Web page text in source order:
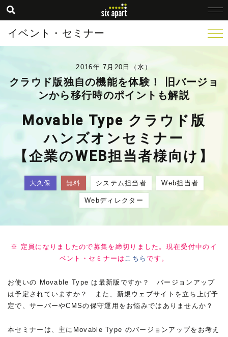
イベント・セミナー
2016年 7月20日（水）
クラウド版独自の機能を体験！ 旧バージョ
ンから移行時のポイントも解説
Movable Type クラウド版
ハンズオンセミナー
【企業のWEB担当者様向け】
大久保 無料 システム担当者 Web担当者
Webディレクター
※ 定員になりましたので募集を締切りました。現在受付中のイ
ベント・セミナーは こちらです。
お使いの Movable Type は最新版ですか？ バージョンアップ
は予定されていますか？ また、新規ウェブサイトを立ち上げ予
定で、サーバーやCMSの保守運用をお悩みではありませんか？
本セミナーは、主にMovable Type のバージョンアップをお考え